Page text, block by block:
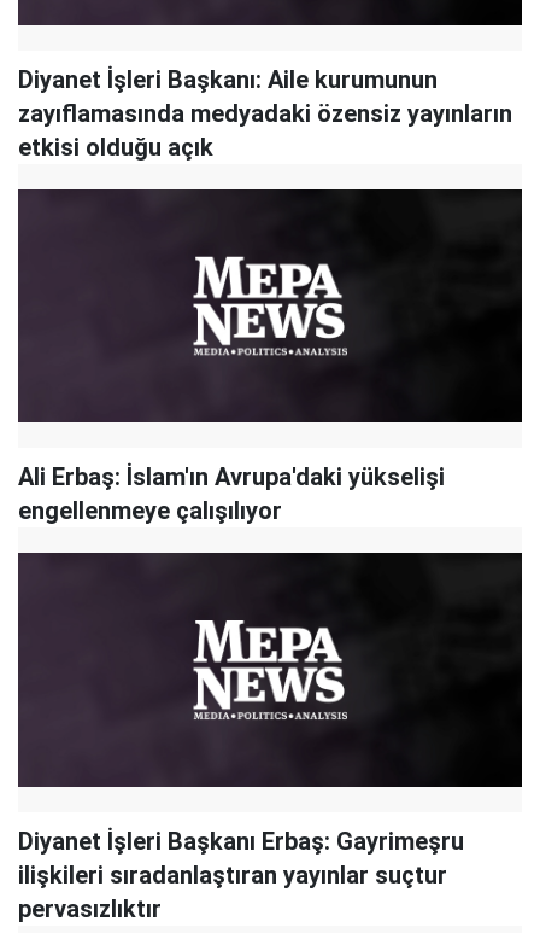
Diyanet İşleri Başkanı: Aile kurumunun
zayıflamasında medyadaki özensiz yayınların
etkisi olduğu açık
Ali Erbaş: İslam'ın Avrupa'daki yükselişi
engellenmeye çalışılıyor
Diyanet İşleri Başkanı Erbaş: Gayrimeşru
ilişkileri sıradanlaştıran yayınlar suçtur
pervasızlıktır